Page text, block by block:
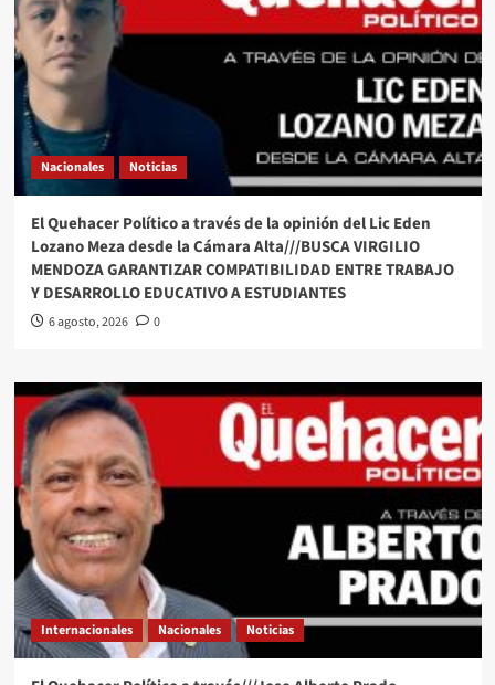
Nacionales Noticias
El Quehacer Político a través de la opinión del Lic Eden
Lozano Meza desde la Cámara Alta///BUSCA VIRGILIO
MENDOZA GARANTIZAR COMPATIBILIDAD ENTRE TRABAJO
Y DESARROLLO EDUCATIVO A ESTUDIANTES
6 agosto, 2026 0
Internacionales Nacionales Noticias